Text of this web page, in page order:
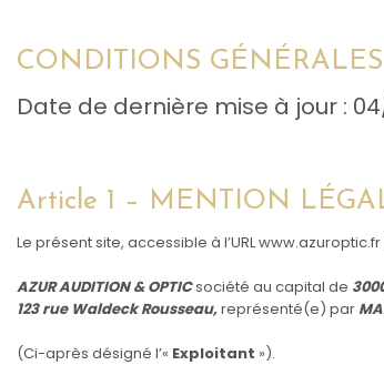
CONDITIONS
Date de dernière mise à jour :
Article 1 – MENTION
Le présent site, accessible à l’URL
AZUR AUDITION & OPTICsociété au capital de
123 rue Waldeck Rousseau,représenté(e) par
(Ci-après désigné l’« Exploitant »).